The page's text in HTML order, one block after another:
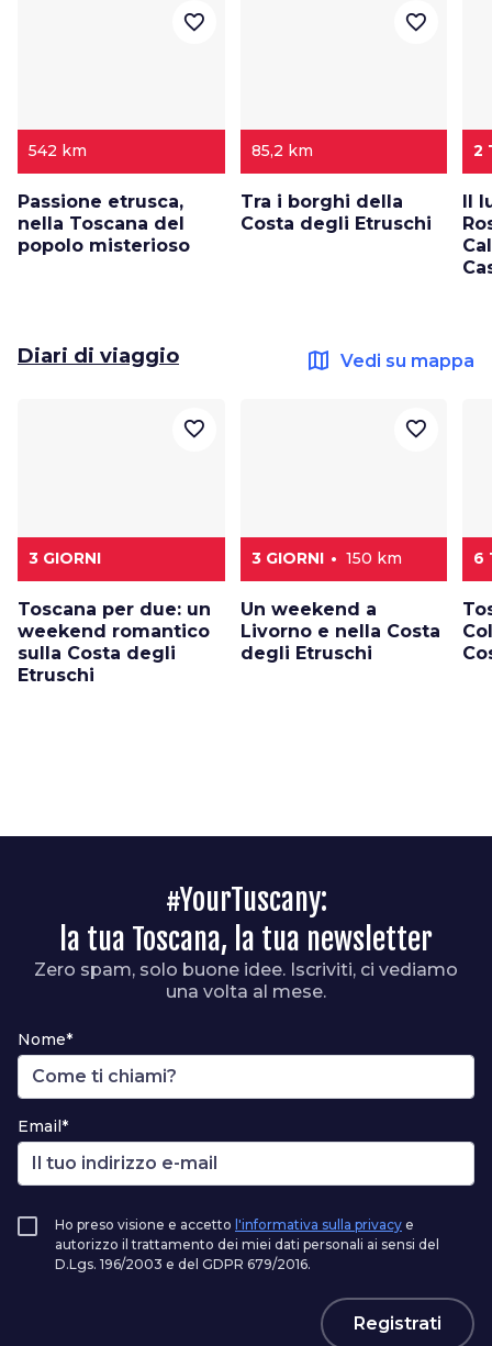
542 km
Passione etrusca,
nella Toscana del
popolo misterioso
favorite_border
85,2 km
Tra i borghi della
Costa degli Etruschi
favorite_border
2
Il
Diari di viaggio map Vedi su mappa
3 GIORNI
Toscana per due: un
weekend romantico
sulla Costa degli
Etruschi
favorite_border
3 GIORNI 150 km
Un weekend a
Livorno e nella Costa
degli Etruschi
favorite_border
6
#YourTuscany:
la tua Toscana, la tua newsletter
Zero spam, solo buone idee. Iscriviti, ci vediamo
una volta al mese.
Nome*
Email*
Ho preso visione e accetto l'informativa sulla privacy e
autorizzo il trattamento dei miei dati personali ai sensi del
D.Lgs. 196/2003 e del GDPR 679/2016.
Registrati